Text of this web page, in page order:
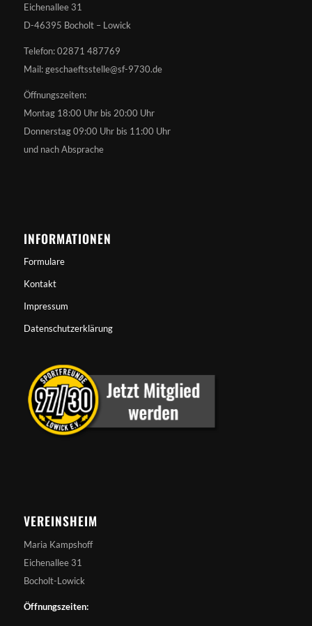
Eichenallee 31
D-46395 Bocholt – Lowick
Telefon: 02871 487769
Mail: geschaeftsstelle@sf-9730.de
Öffnungszeiten:
Montag 18:00 Uhr bis 20:00 Uhr
Donnerstag 09:00 Uhr bis 11:00 Uhr
und nach Absprache
INFORMATIONEN
Formulare
Kontakt
Impressum
Datenschutzerklärung
VEREINSHEIM
Maria Kampshoff
Eichenallee 31
Bocholt-Lowick
Öffnungszeiten: